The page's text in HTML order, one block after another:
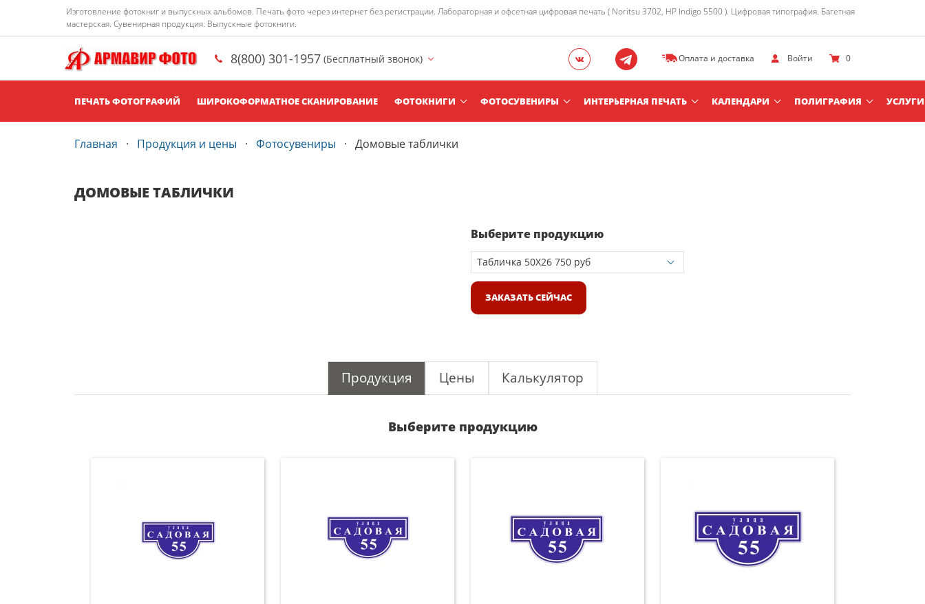
Изготовление фотокниг и выпускных альбомов. Печать фото через интернет без регистрации. Лабораторная и офсетная цифровая печать ( Noritsu 3702, HP Indigo 5500 ). Цифровая типография. Багетная
мастерская. Сувенирная продукция. Выпускные фотокниги.
8(800) 301-1957 (Бесплатный звонок) Оплата и доставка Войти 0
ПЕЧАТЬ ФОТОГРАФИЙ ШИРОКОФОРМАТНОЕ СКАНИРОВАНИЕ ФОТОКНИГИ ФОТОСУВЕНИРЫ ИНТЕРЬЕРНАЯ ПЕЧАТЬ КАЛЕНДАРИ ПОЛИГРАФИЯ УСЛУГИ
Главная Продукция и цены Фотосувениры Домовые таблички
ДОМОВЫЕ ТАБЛИЧКИ
Выберите продукцию
ЗАКАЗАТЬ СЕЙЧАС
Продукция Цены Калькулятор
Выберите продукцию